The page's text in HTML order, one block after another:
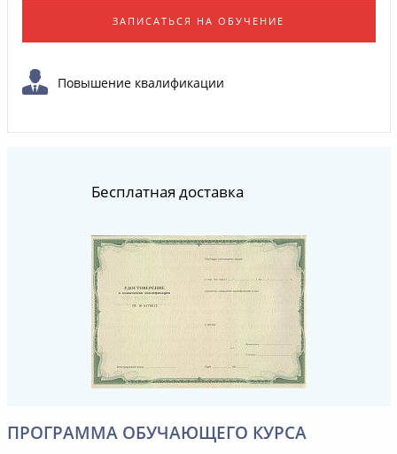
ЗАПИСАТЬСЯ НА ОБУЧЕНИЕ
Повышение квалификации
Бесплатная доставка
ПРОГРАММА ОБУЧАЮЩЕГО КУРСА